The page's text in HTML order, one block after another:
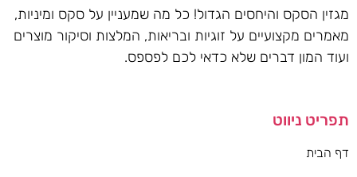
מגזין הסקס והיחסים הגדול! כל מה שמעניין על סקס ומיניות,
מאמרים מקצועיים על זוגיות ובריאות, המלצות וסיקור מוצרים
ועוד המון דברים שלא כדאי לכם לפספס.
תפריט ניווט
דף הבית